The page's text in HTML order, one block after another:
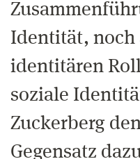
Identität, noch
identitären
soziale
Zuckerberg
Gegensatz